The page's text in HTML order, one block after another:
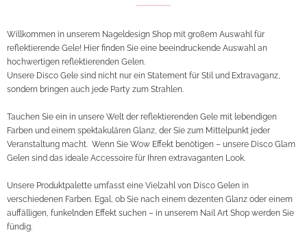
Willkommen in unserem Nageldesign Shop mit großem Auswahl für
reflektierende Gele! Hier finden Sie eine beeindruckende Auswahl an
hochwertigen reflektierenden Gelen.
Unsere Disco Gele sind nicht nur ein Statement für Stil und Extravaganz,
sondern bringen auch jede Party zum Strahlen.
Tauchen Sie ein in unsere Welt der reflektierenden Gele mit lebendigen
Farben und einem spektakulären Glanz, der Sie zum Mittelpunkt jeder
Veranstaltung macht. Wenn Sie Wow Effekt benötigen – unsere Disco Glam
Gelen sind das ideale Accessoire für Ihren extravaganten Look.
Unsere Produktpalette umfasst eine Vielzahl von Disco Gelen in
verschiedenen Farben. Egal, ob Sie nach einem dezenten Glanz oder einem
auffälligen, funkelnden Effekt suchen – in unserem Nail Art Shop werden Sie
fündig.